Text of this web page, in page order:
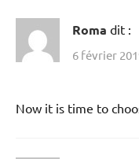
Roma dit :
6 février
Now it is time to